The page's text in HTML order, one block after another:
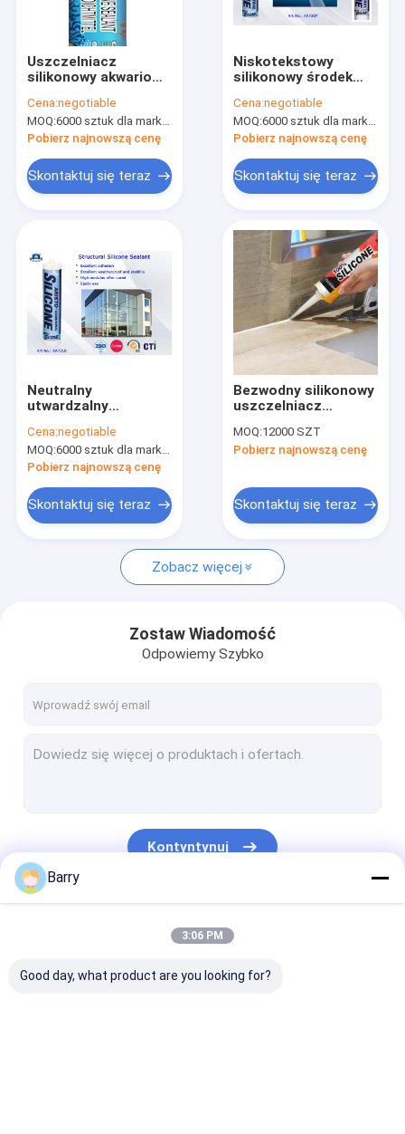
Produkty
O nas
Wycieczka po fabryce
Farba w sprayu z tkaniny
Farba w sprayu Graffiti
Farba akrylowa w sprayu
Oznaczanie farby w aerozolu
Marker Pen
Uszczelniacz silikonowy
Uszczelniacz
silikonowy akwariowy
Objętość do świeżej /
słonej wody
Cena:negotiable
MOQ:6000 sztuk dla marki Aristo, 15000 sztuk dla marki klienta
Pobierz najnowszą cenę
Skontaktuj się teraz
Niskotekstowy
silikonowy środek
neutralnym wyglądzie
Jedna część
bezbarwna / biały /
Niestandardowy
kolor
Cena:negotiable
MOQ:6000 sztuk dla marki Aristo, 15000 sztuk dla marki klienta
Pobierz najnowszą cenę
Skontaktuj się teraz
Neutralny
utwardzalny
wodoodporny
silikonowy środek
uszczelniający do
strukturalnego 300
ml
Cena:negotiable
MOQ:6000 sztuk dla marki Aristo, 15000 sztuk dla marki klienta
Pobierz najnowszą cenę
Skontaktuj się teraz
Bezwodny silikonowy
uszczelniacz
temperaturę od -50
do 250°C i odporny
wewnątrz i na
zewnątrz
MOQ:12000 SZT
Pobierz najnowszą cenę
Skontaktuj się teraz
Zobacz więcej
Zostaw Wiadomość
Odpowiemy Szybko
Kontyntynuj
Barry
3:06 PM
Good day, what product are you looking for?